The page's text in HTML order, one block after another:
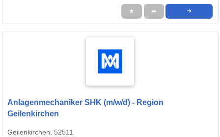
★ ➦ ➜
Anlagenmechaniker SHK (m/w/d) - Region
Geilenkirchen
Geilenkirchen, 52511